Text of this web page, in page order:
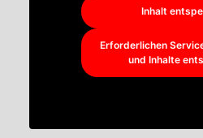
Inhalt
Erforderlichen
und Inhalte